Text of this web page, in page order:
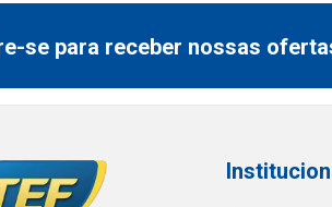
se para receber nossas